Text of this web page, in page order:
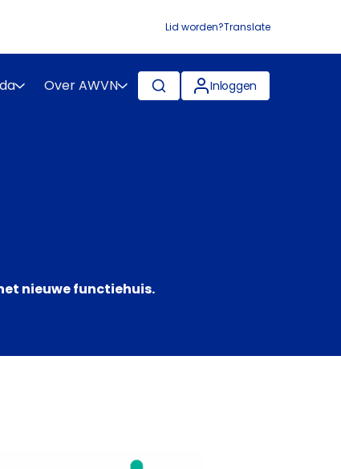
Lid worden?Translate
Over AWVN Inloggen
nieuwe functiehuis.